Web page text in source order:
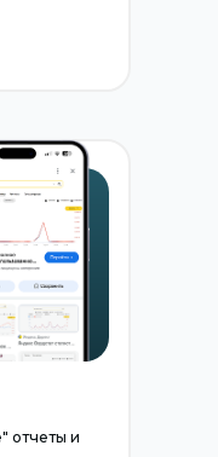
отчеты и